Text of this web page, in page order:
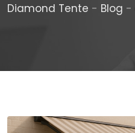
Diamond Tente - Blog -